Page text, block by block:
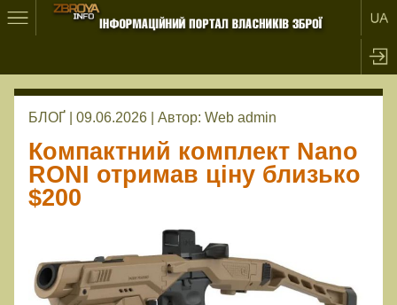
БЛОҐ | 09.06.2026 | Автор: Web admin
Компактний комплект Nano
RONI отримав ціну близько
$200